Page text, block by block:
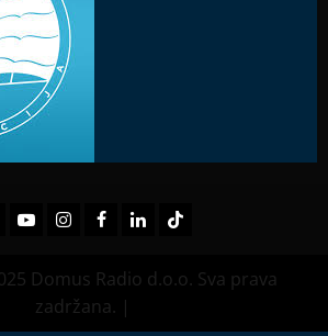
YoutubeInstagramFacebook
LinkedInTikTok
Domus Radio d.o.o. Sva prava
zadržana. |